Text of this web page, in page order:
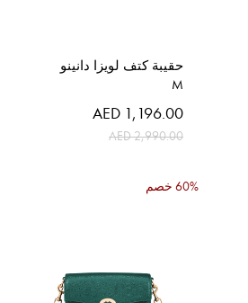
حقيبة كتف لويزا دانينو
M
السعر
الخاص
AED 1,196.00
AED 2,990.00
60% خصم